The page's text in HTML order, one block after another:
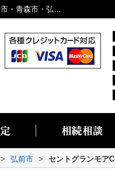
セントグランモアC／大館市・能代市・秋田市・青森市・弘前市の不動産情報なら株式会社リブエス
> 弘前市 > セントグランモアC